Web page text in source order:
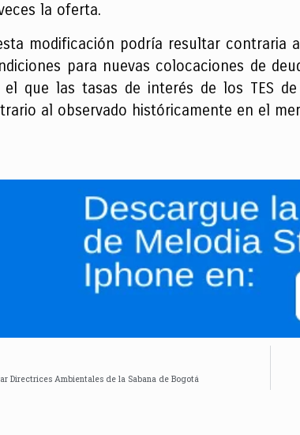
la oferta.
modificación podría resultar contraria
para nuevas colocaciones de
el que las tasas de interés de los TES
al observado históricamente en el
Directrices Ambientales de la Sabana de Bogotá